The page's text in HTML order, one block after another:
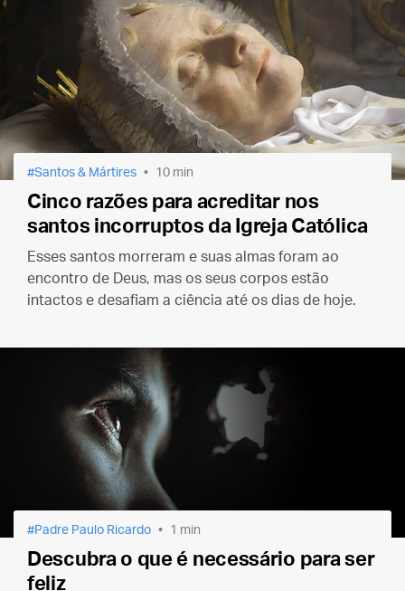
Santos & Mártires 10 min
Cinco razões para acreditar nos
santos incorruptos da Igreja Católica
Esses santos morreram e suas almas foram ao
encontro de Deus, mas os seus corpos estão
intactos e desafiam a ciência até os dias de hoje.
Padre Paulo Ricardo 1 min
Descubra o que é necessário para ser
feliz